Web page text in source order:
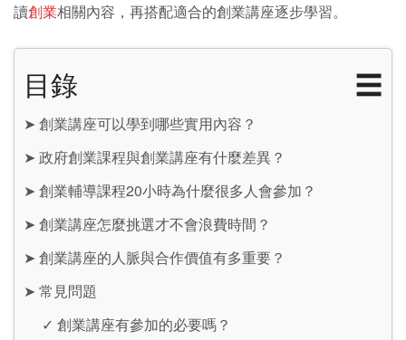
讀創業相關內容，再搭配適合的創業講座逐步學習。
目錄 ☰
➤ 創業講座可以學到哪些實用內容？
➤ 政府創業課程與創業講座有什麼差異？
➤ 創業輔導課程20小時為什麼很多人會參加？
➤ 創業講座怎麼挑選才不會浪費時間？
➤ 創業講座的人脈與合作價值有多重要？
➤ 常見問題
✓ 創業講座有參加的必要嗎？